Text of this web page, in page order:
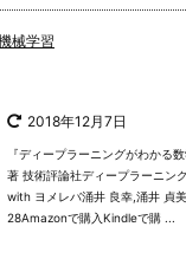
械学習
2018年12月7日
『ディープラーニングがわかる
著 技術評論社ディープラーニン
with ヨメレバ涌井 良幸,涌井 貞
28Amazonで購入Kindleで購 ...